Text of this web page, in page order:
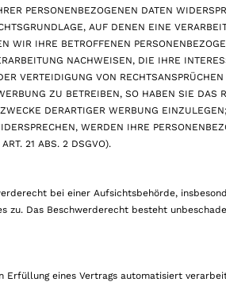
PERSONENBEZOGENEN DATEN
AUF DENEN EINE
WIR IHRE BETROFFENEN
NACHWEISEN, DIE IHRE
VERTEIDIGUNG VON
ZU BETREIBEN, SO HABEN SIE DAS
DERARTIGER WERBUNG
WERDEN IHRE
21 ABS. 2 DSGVO).
bei einer Aufsichtsbehörde,
zu. Das Beschwerderecht besteht
eines Vertrags automatisiert